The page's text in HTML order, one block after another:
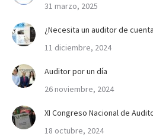
31 marzo, 2025
¿Necesita un auditor de
11 diciembre, 2024
Auditor por un día
26 noviembre, 2024
XI Congreso Nacional de
18 octubre, 2024